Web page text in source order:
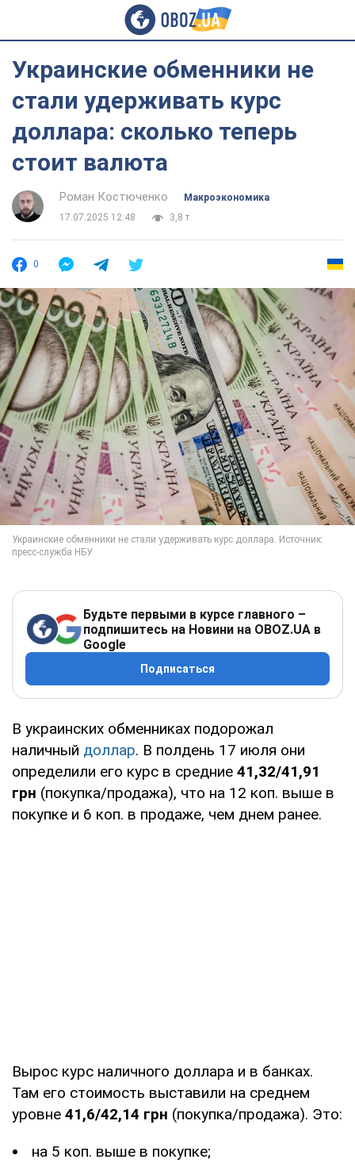
Украинские обменники не
стали удерживать курс
доллара: сколько теперь
стоит валюта
Роман Костюченко
Mакроэкономика
17.07.2025 12:48
3,8 т.
0
Будьте первыми в курсе главного –
подпишитесь на Новини на OBOZ.UA в
Google
Подписаться
В украинских обменниках подорожал
наличный доллар. В полдень 17 июля они
определили его курс в средние 41,32/41,91
грн (покупка/продажа), что на 12 коп. выше в
покупке и 6 коп. в продаже, чем днем ранее.
Вырос курс наличного доллара и в банках.
Там его стоимость выставили на среднем
уровне 41,6/42,14 грн (покупка/продажа). Это:
на 5 коп. выше в покупке;